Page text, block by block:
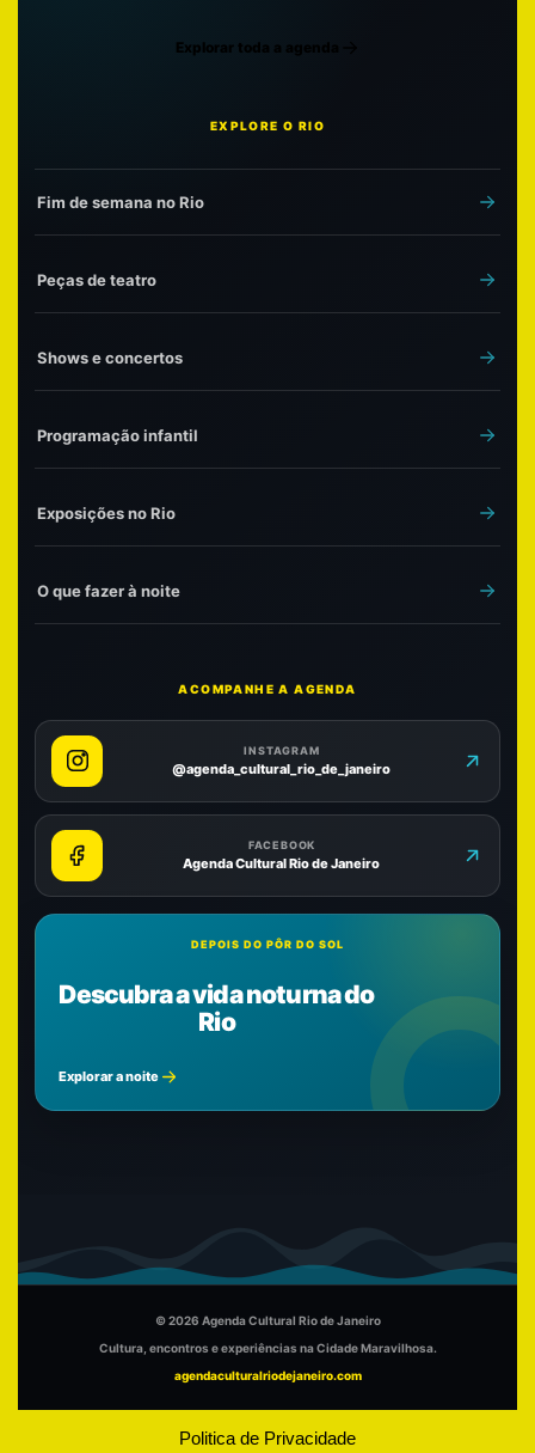
Explorar toda a agenda
EXPLORE O RIO
Fim de semana no Rio
Peças de teatro
Shows e concertos
Programação infantil
Exposições no Rio
O que fazer à noite
ACOMPANHE A AGENDA
INSTAGRAM
@agenda_cultural_rio_de_janeiro
FACEBOOK
Agenda Cultural Rio de Janeiro
DEPOIS DO PÔR DO SOL
Descubra a vida noturna do
Rio
Explorar a noite
© 2026 Agenda Cultural Rio de Janeiro
Cultura, encontros e experiências na Cidade Maravilhosa.
agendaculturalriodejaneiro.com
Politica de Privacidade